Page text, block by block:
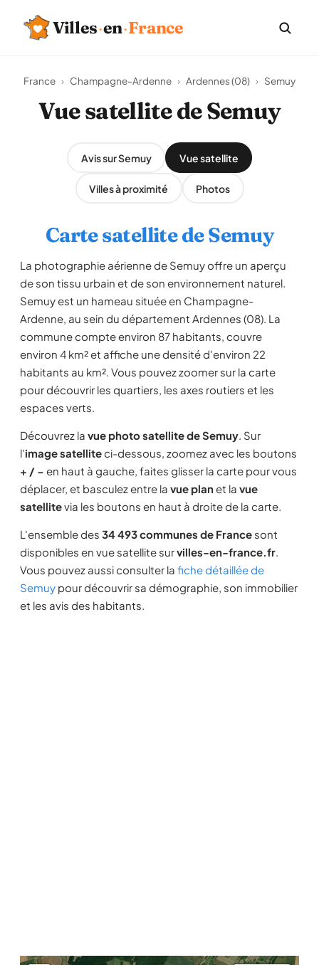
Villes·en·France
France › Champagne-Ardenne › Ardennes (08) › Semuy
Vue satellite de Semuy
Avis sur Semuy Vue satellite
Villes à proximité Photos
Carte satellite de Semuy
La photographie aérienne de Semuy offre un aperçu
de son tissu urbain et de son environnement naturel.
Semuy est un hameau située en Champagne-
Ardenne, au sein du département Ardennes (08). La
commune compte environ 87 habitants, couvre
environ 4 km² et affiche une densité d'environ 22
habitants au km². Vous pouvez zoomer sur la carte
pour découvrir les quartiers, les axes routiers et les
espaces verts.
Découvrez la vue photo satellite de Semuy. Sur
l'image satelliteci-dessous, zoomez avec les boutons
+ / − en haut à gauche, faites glisser la carte pour vous
déplacer, et basculez entre la vue planet la vue
satellitevia les boutons en haut à droite de la carte.
L'ensemble des 34 493 communes de France sont
disponibles en vue satellite survilles-en-france.fr.
Vous pouvez aussi consulter la fiche détaillée de
Semuy pour découvrir sa démographie, son immobilier
et les avis des habitants.